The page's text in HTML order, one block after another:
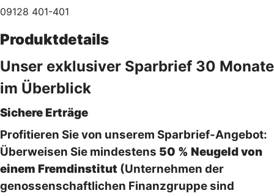
09128 401-401
Produktdetails
Unser exklusiver Sparbrief 30 Monate
im Überblick
Sichere Erträge
Profitieren Sie von unserem Sparbrief-Angebot:
Überweisen Sie mindestens 50 % Neugeld von
einem Fremdinstitut (Unternehmen der
genossenschaftlichen Finanzgruppe sind